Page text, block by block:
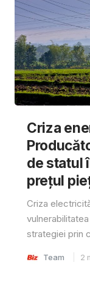
Criza
de statul
prețul
Criza
strategiei prin
Team 2